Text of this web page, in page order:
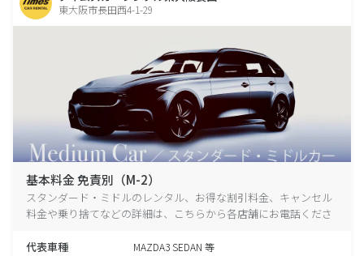
東大阪市長田西4-1-29
基本料金 免責別（M-2）
スタンダード・ミドルのレンタル、お得な割引料金、キャンセル
料金や乗り捨てなどの詳細は、こちらから各店舗にお電話くださ
代表車種
MAZDA3 SEDAN 等